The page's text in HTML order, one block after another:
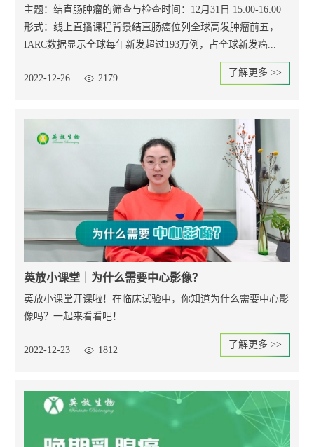
主题：结直肠肿瘤的筛查与检查时间：12月31日 15:00-16:00
形式：线上直播课程背景结直肠癌位列全球高发肿瘤前五，
IARC数据显示全球每年新发超过193万例，占全球新发癌...
2022-12-26 2179
了解更多 >>
英放小课堂｜为什么需要中心影像？
英放小课堂开课啦！在临床试验中，你知道为什么需要中心影
像吗？一起来看看吧！
2022-12-23 1812
了解更多 >>